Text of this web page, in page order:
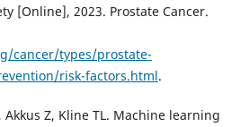
[Online], 2023. Prostate Cancer.
cancer/types/prostate-
risk-factors.html.
Akkus Z, Kline TL. Machine learning